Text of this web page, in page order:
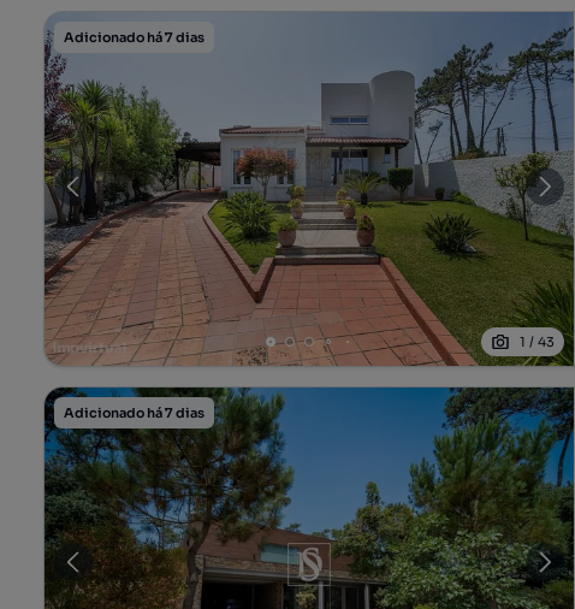
Adicionado há 7 dias
1 /43
Adicionado há 7 dias